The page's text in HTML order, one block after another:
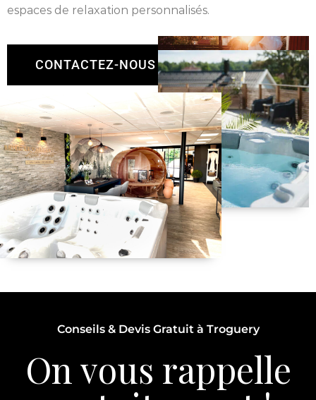
espaces de relaxation personnalisés.
CONTACTEZ-NOUS
Conseils & Devis Gratuit à Troguery
On vous rappelle